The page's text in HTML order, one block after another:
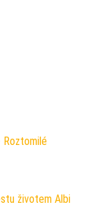
Roztomilé
životem Albi